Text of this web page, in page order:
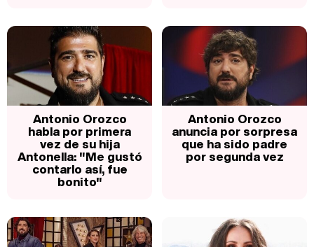
Antonio Orozco
habla por primera
vez de su hija
Antonella: "Me gustó
contarlo así, fue
bonito"
Antonio Orozco
anuncia por sorpresa
que ha sido padre
por segunda vez